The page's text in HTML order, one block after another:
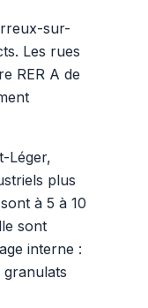
sur-
Les rues
RER A de
Léger,
plus
à 5 à 10
sont
interne :